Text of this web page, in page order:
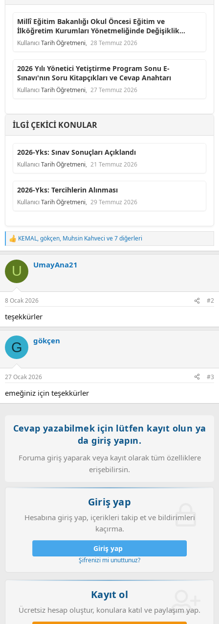
Millî Eğitim Bakanlığı Okul Öncesi Eğitim ve
İlköğretim Kurumları Yönetmeliğinde Değişiklik
Yapılmasına Dair Yönetmelik
Kullanıcı Tarih Öğretmeni, 28 Temmuz 2026
2026 Yılı Yönetici Yetiştirme Program Sonu E-
Sınavı'nın Soru Kitapçıkları ve Cevap Anahtarı
Kullanıcı Tarih Öğretmeni, 27 Temmuz 2026
İLGI ÇEKICI KONULAR
2026-Yks: Sınav Sonuçları Açıklandı
Kullanıcı Tarih Öğretmeni, 21 Temmuz 2026
2026-Yks: Tercihlerin Alınması
Kullanıcı Tarih Öğretmeni, 29 Temmuz 2026
T
e
k
l
KEMAL,gökçen, Muhsin Kahveci ve 7 diğerleri
U UmayAna21
8 Ocak 2026 #2
teşekkürler
G gökçen
27 Ocak 2026 #3
emeğiniz için teşekkürler
Cevap yazabilmek için lütfen kayıt olun ya
da giriş yapın.
Foruma giriş yaparak veya kayıt olarak tüm özelliklere
erişebilirsin.
Giriş yap
Hesabına giriş yap, içerikleri takip et ve bildirimleri
kaçırma.
Giriş yap
Şifrenizi mi unuttunuz?
Kayıt ol
Ücretsiz hesap oluştur, konulara katıl ve paylaşım yap.